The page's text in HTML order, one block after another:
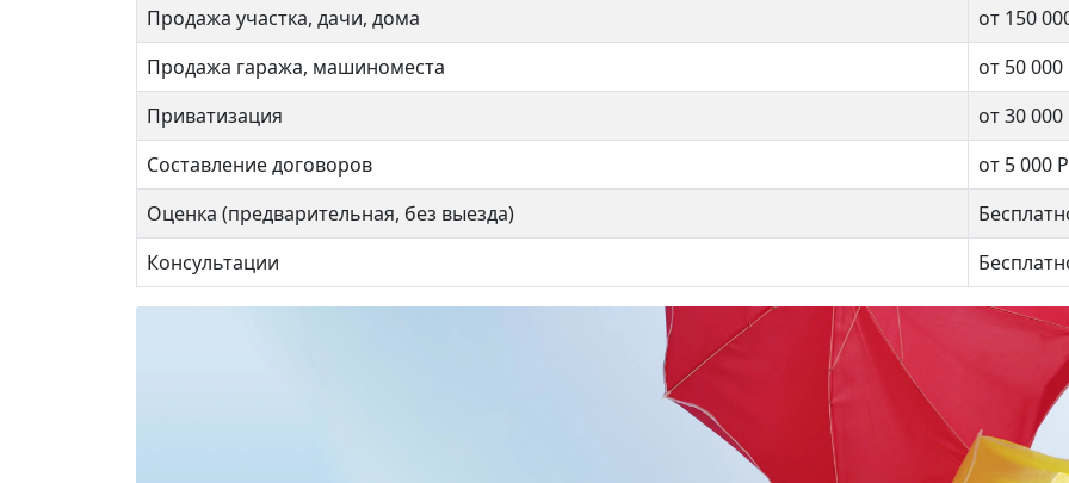
Продажа участка, дачи, дома
от 150
Продажа гаража, машиноместа
от 50 000
Приватизация
от 30 000
Составление договоров
от 5 000 Р
Оценка (предварительная, без выезда)
Консультации